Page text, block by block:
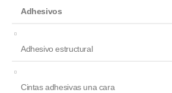
Adhesivos
Adhesivo estructural
Cintas adhesivas una cara